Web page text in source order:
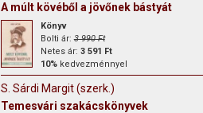
A múlt kövéből a jövőnek bástyát
Könyv
Bolti ár:3 990 Ft
Netes ár: 3 591 Ft
10%kedvezménnyel
S. Sárdi Margit (szerk.)
Temesvári szakácskönyvek